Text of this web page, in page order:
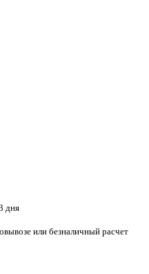
дня
или безналичный расчет